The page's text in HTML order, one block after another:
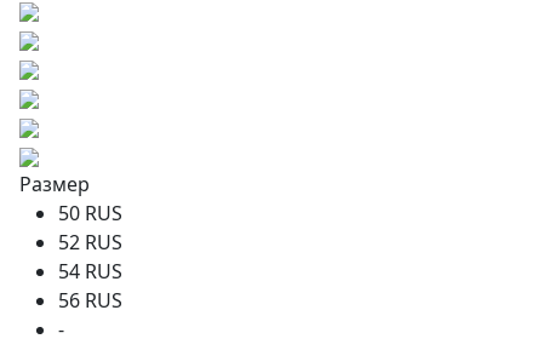
Размер
50 RUS
52 RUS
54 RUS
56 RUS
-